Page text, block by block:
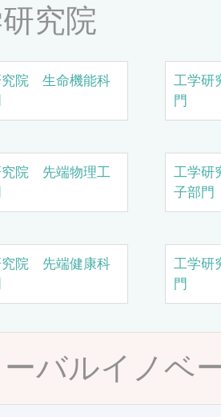
究院
究院 生命機能科
工学研
門
究院 先端物理工
工学研
子部門
究院 先端健康科
工学研
門
バルイノベ